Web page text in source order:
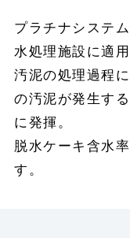
プラチナシステ
水処理施設に適用
汚泥の処理過程
の汚泥が発生す
に発揮。
脱水ケーキ含水
す。